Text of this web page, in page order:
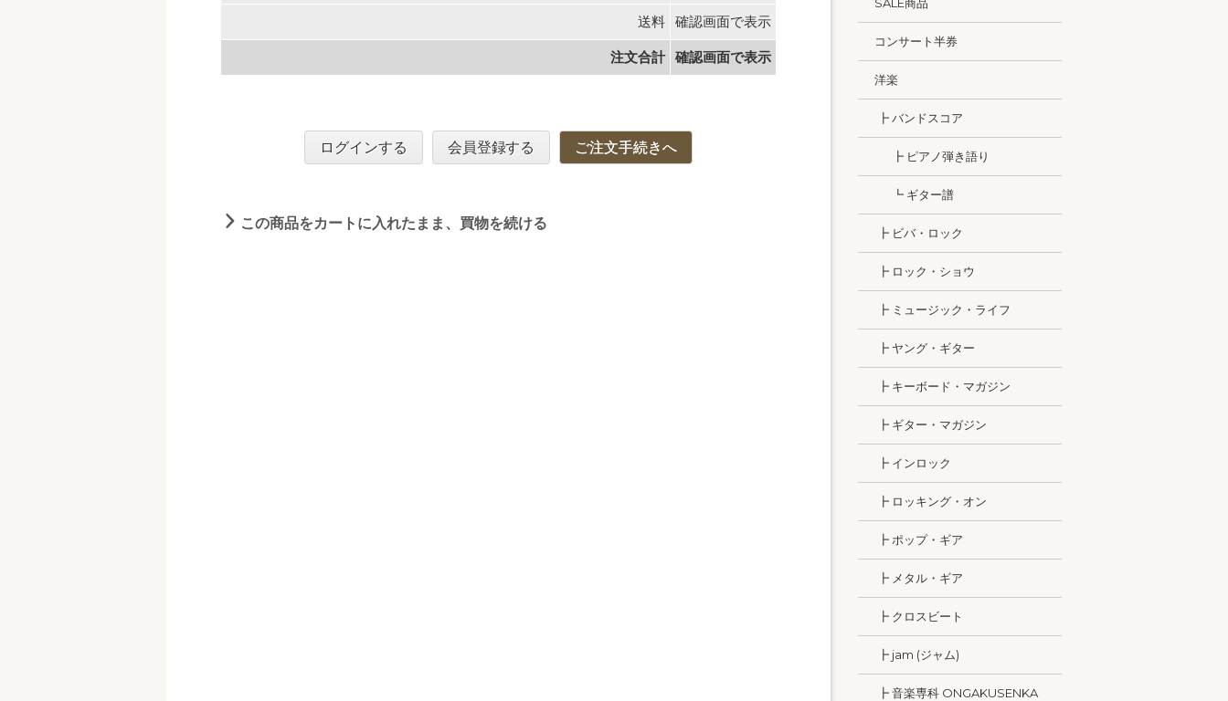
送料 確認画面で表示
注文合計 確認画面で表示
ログインする 会員登録する ご注文手続きへ
この商品をカートに入れたまま、買物を続ける
コンサート半券
洋楽
┣ バンドスコア
┣ ピアノ弾き語り
┗ ギター譜
┣ ビバ・ロック
┣ ロック・ショウ
┣ ミュージック・ライフ
┣ ヤング・ギター
┣ キーボード・マガジン
┣ ギター・マガジン
┣ インロック
┣ ロッキング・オン
┣ ポップ・ギア
┣ メタル・ギア
┣ クロスビート
┣ jam (ジャム)
┣ 音楽専科 ONGAKUSENKA